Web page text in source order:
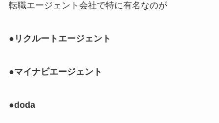
転職エージェント会社で特に有名なのが
●リクルートエージェント
●マイナビエージェント
●doda